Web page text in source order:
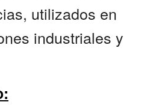
utilizados en
industriales y